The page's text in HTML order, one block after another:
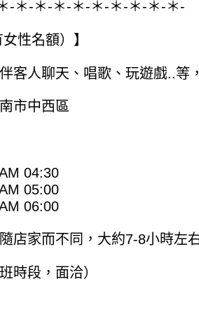
-＊-＊-＊-＊-＊-＊-＊-＊-＊-
性名額）】
客人聊天、唱歌、玩遊戲..等
市中西區
04:30
05:00
06:00
店家而不同，大約7-8小時左右
時段，面洽）